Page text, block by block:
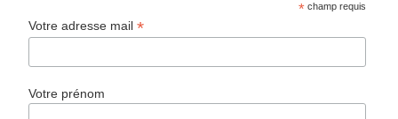
* champ requis
Votre adresse mail*
Votre prénom